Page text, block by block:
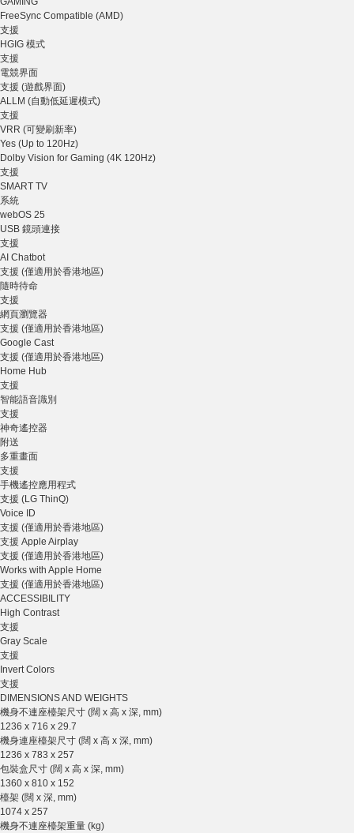
FreeSync Compatible (AMD)
支援
HGIG 模式
支援
電競界面
支援 (遊戲界面)
ALLM (自動低延遲模式)
支援
VRR (可變刷新率)
Yes (Up to 120Hz)
Dolby Vision for Gaming (4K 120Hz)
支援
SMART TV
系統
webOS 25
USB 鏡頭連接
支援
AI Chatbot
支援 (僅適用於香港地區)
隨時待命
支援
網頁瀏覽器
支援 (僅適用於香港地區)
Google Cast
支援 (僅適用於香港地區)
Home Hub
支援
智能語音識別
支援
神奇遙控器
附送
多重畫面
支援
手機遙控應用程式
支援 (LG ThinQ)
Voice ID
支援 (僅適用於香港地區)
支援 Apple Airplay
支援 (僅適用於香港地區)
Works with Apple Home
支援 (僅適用於香港地區)
ACCESSIBILITY
High Contrast
支援
Gray Scale
支援
Invert Colors
支援
DIMENSIONS AND WEIGHTS
機身不連座檯架尺寸 (闊 x 高 x 深, mm)
1236 x 716 x 29.7
機身連座檯架尺寸 (闊 x 高 x 深, mm)
1236 x 783 x 257
包裝盒尺寸 (闊 x 高 x 深, mm)
1360 x 810 x 152
檯架 (闊 x 深, mm)
1074 x 257
機身不連座檯架重量 (kg)